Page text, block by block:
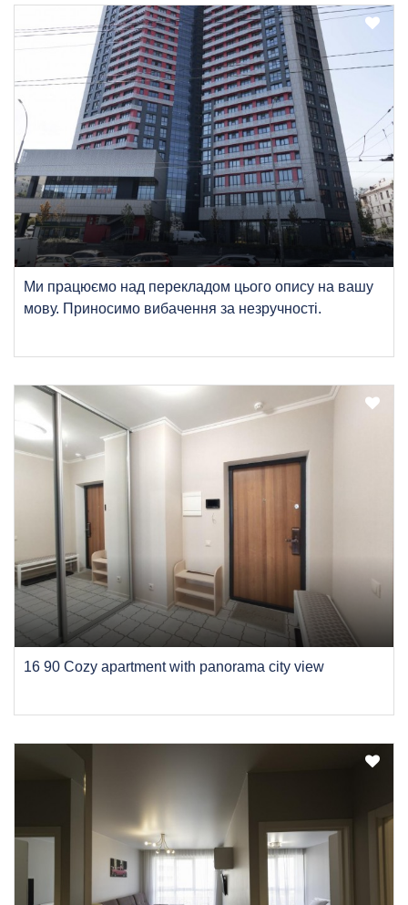
Ми працюємо над перекладом цього опису на вашу
мову. Приносимо вибачення за незручності.
16 90 Cozy apartment with panorama city view